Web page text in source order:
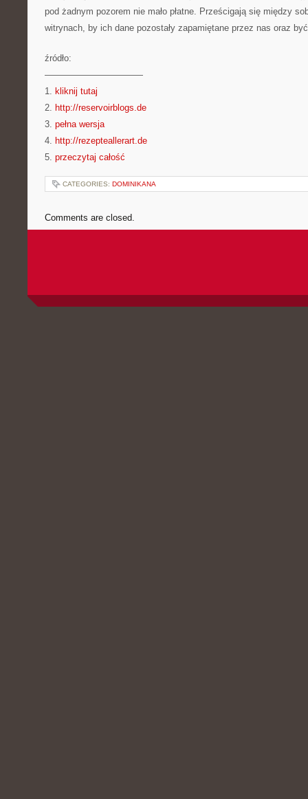
pod żadnym pozorem nie mało płatne. Prześcigają się między
witrynach, by ich dane pozostały zapamiętane przez nas oraz
źródło:
———————————
1. kliknij tutaj
2. http://reservoirblogs.de
3. pełna wersja
4. http://rezepteallerart.de
5. przeczytaj całość
CATEGORIES: DOMINIKANA
Comments are closed.